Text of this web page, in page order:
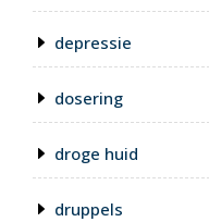
depressie
dosering
droge huid
druppels